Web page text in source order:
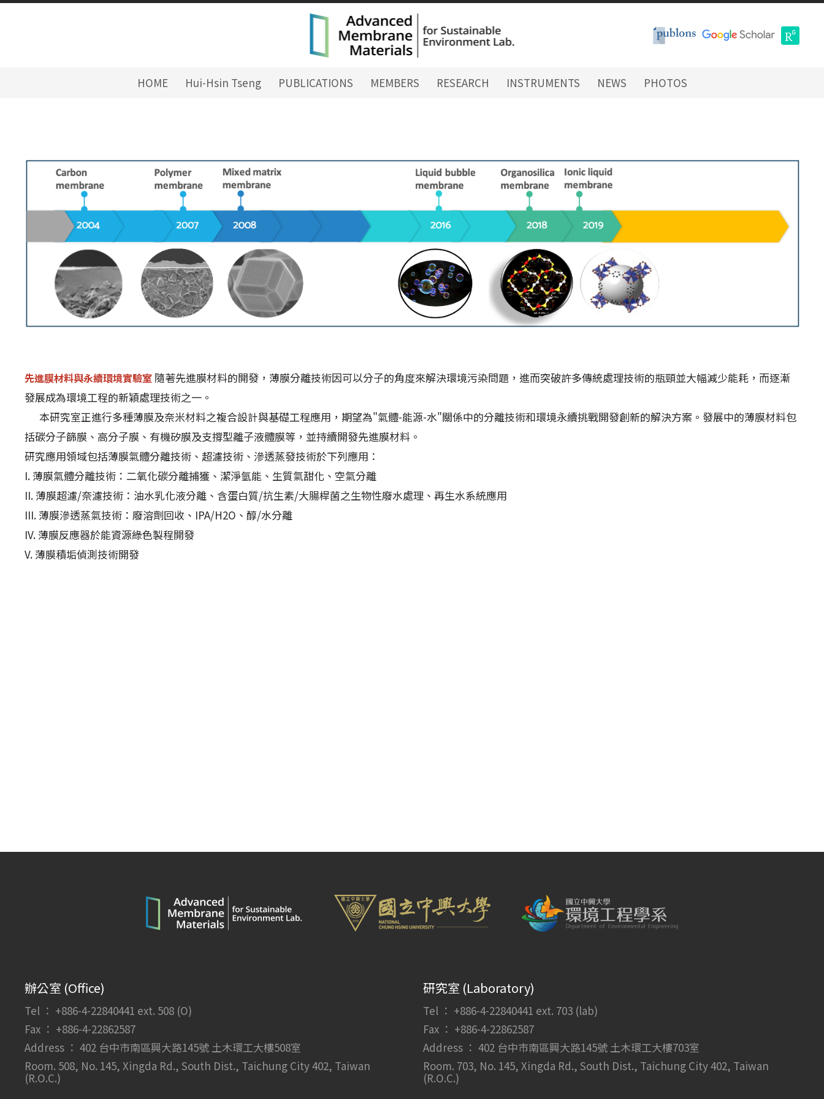
HOME Hui-Hsin Tseng PUBLICATIONS MEMBERS RESEARCH INSTRUMENTS NEWS PHOTOS
先進膜材料與永續環境實驗室 隨著先進膜材料的開發，薄膜分離技術因可以分子的角度來解決環境污染問題，進而突破許多傳統處理技術的瓶頸並大幅減少能耗，而逐漸
發展成為環境工程的新穎處理技術之一。
本研究室正進行多種薄膜及奈米材料之複合設計與基礎工程應用，期望為"氣體-能源-水"關係中的分離技術和環境永續挑戰開發創新的解決方案。發展中的薄膜材料包
括碳分子篩膜、高分子膜、有機矽膜及支撐型離子液體膜等，並持續開發先進膜材料。
研究應用領域包括薄膜氣體分離技術、超濾技術、滲透蒸發技術於下列應用：
I. 薄膜氣體分離技術：二氧化碳分離捕獲、潔淨氫能、生質氣甜化、空氣分離
II. 薄膜超濾/奈濾技術：油水乳化液分離、含蛋白質/抗生素/大腸桿菌之生物性廢水處理、再生水系統應用
III. 薄膜滲透蒸氣技術：廢溶劑回收、IPA/H2O、醇/水分離
IV. 薄膜反應器於能資源綠色製程開發
V. 薄膜積垢偵測技術開發
辦公室 (Office)
Tel ： +886-4-22840441 ext. 508 (O)
Fax ： +886-4-22862587
Address ： 402 台中市南區興大路145號 土木環工大樓508室
Room. 508, No. 145, Xingda Rd., South Dist., Taichung City 402, Taiwan
(R.O.C.)
研究室 (Laboratory)
Tel ： +886-4-22840441 ext. 703 (lab)
Fax ： +886-4-22862587
Address ： 402 台中市南區興大路145號 土木環工大樓703室
Room. 703, No. 145, Xingda Rd., South Dist., Taichung City 402, Taiwan
(R.O.C.)